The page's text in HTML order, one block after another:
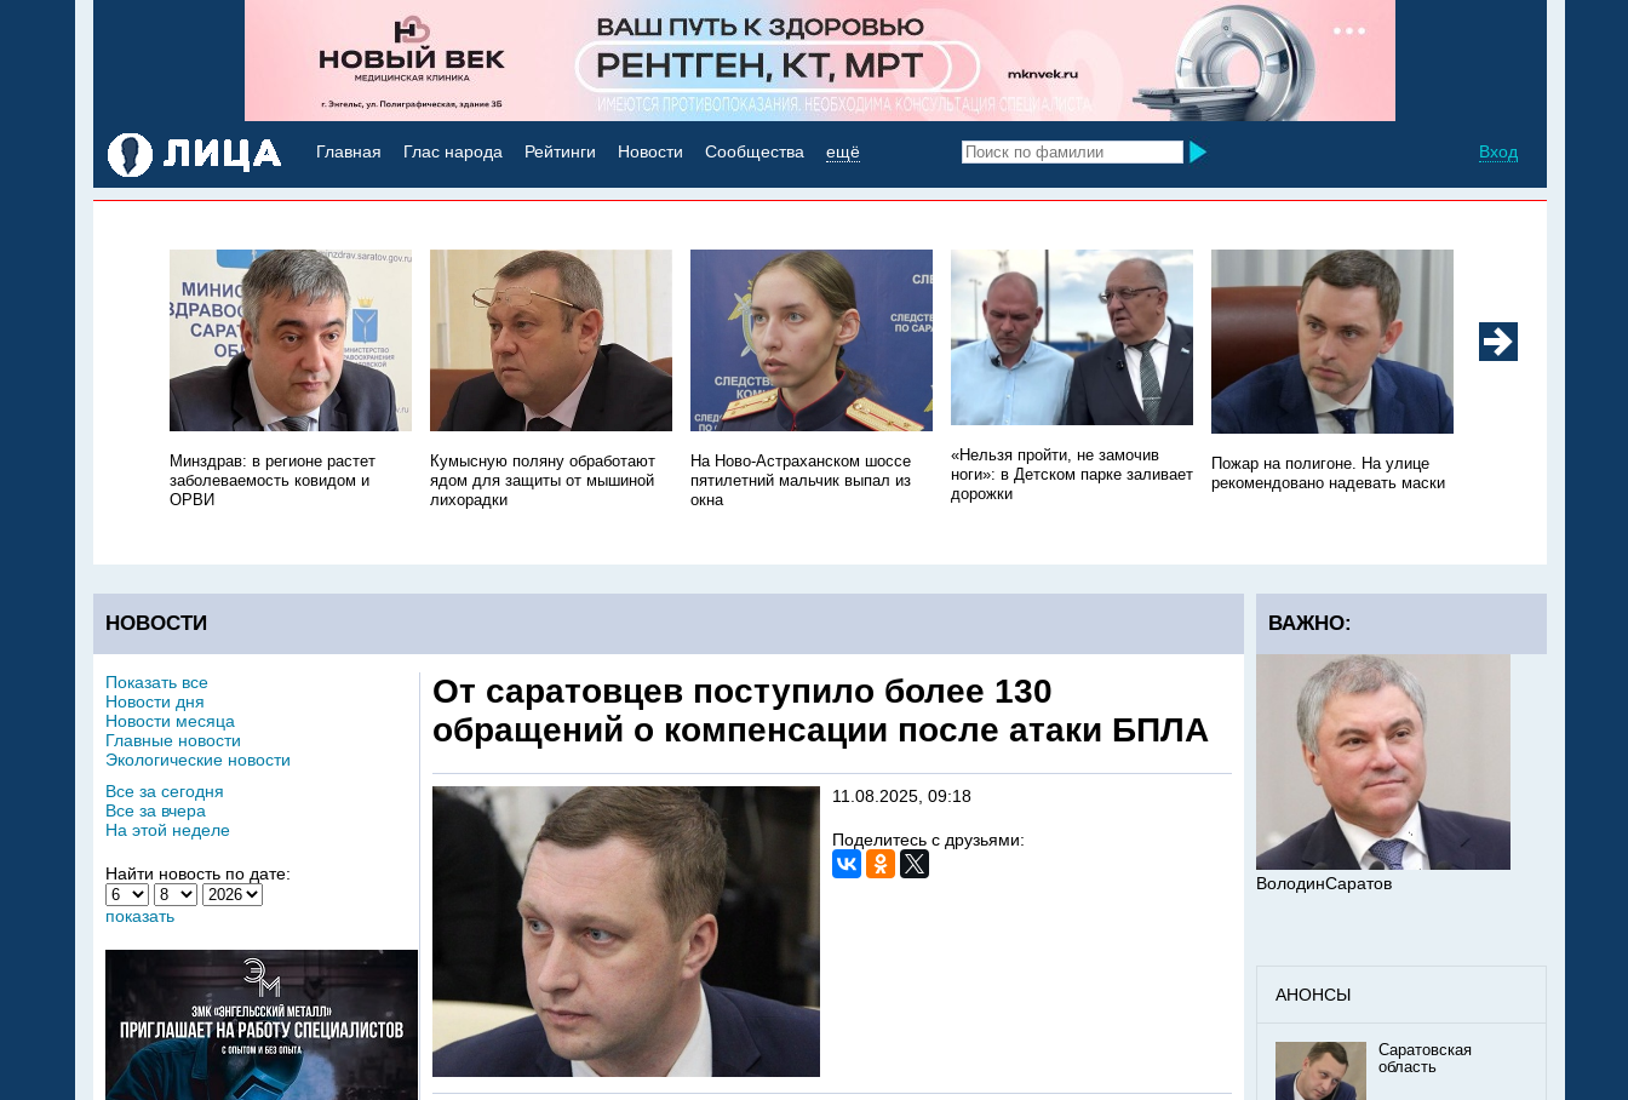
Вход
Главная Глас народа Рейтинги Новости Сообщества ещё
Минздрав: в регионе растет
заболеваемость ковидом и
ОРВИ
Кумысную поляну обработают
ядом для защиты от мышиной
лихорадки
На Ново-Астраханском шоссе
пятилетний мальчик выпал из
окна
«Нельзя пройти, не замочив
ноги»: в Детском парке заливает
дорожки
Пожар на полигоне. На улице
рекомендовано надевать маски
НОВОСТИ
От саратовцев поступило более 130
обращений о компенсации после атаки БПЛА
11.08.2025, 09:18
Поделитесь с друзьями:
Показать все
Новости дня
Новости месяца
Главные новости
Экологические новости
Все за сегодня
Все за вчера
На этой неделе
Найти новость по дате:
показать
ВАЖНО:
ВолодинСаратов
АНОНСЫ
Саратовская
область